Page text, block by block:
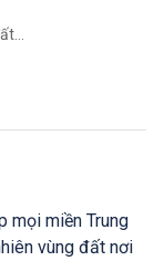
mọi miền Trung
vùng đất nơi